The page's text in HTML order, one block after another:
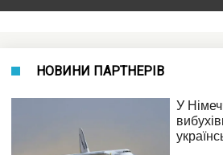
НОВИНИ ПАРТНЕРІВ